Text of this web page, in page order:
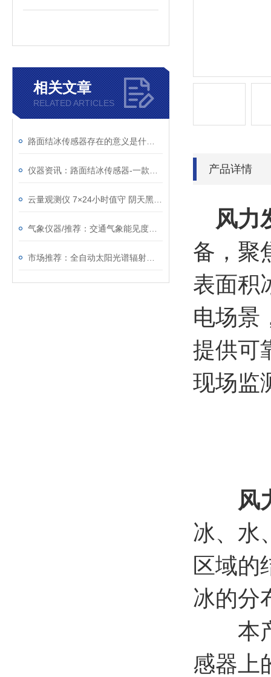
相关文章
RELATED ARTICLES
产品详情
风力
备，聚
表面积
电场景
提供可
现场监
风
冰、水
区域的
冰的分
本产
感器上